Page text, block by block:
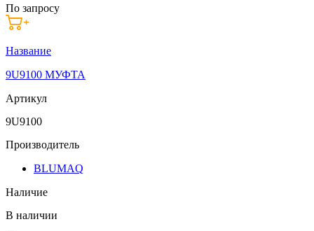
По запросу
Название
9U9100 МУФТА
Артикул
9U9100
Производитель
BLUMAQ
Наличие
В наличии